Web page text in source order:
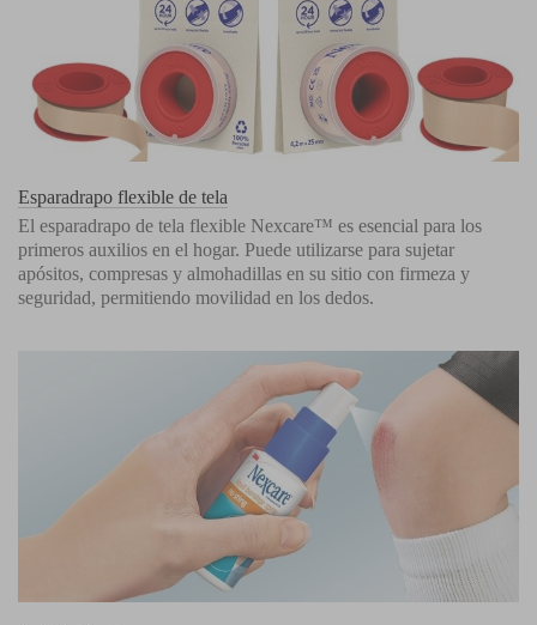
Esparadrapo flexible de tela
El esparadrapo de tela flexible Nexcare™ es esencial para los
primeros auxilios en el hogar. Puede utilizarse para sujetar
apósitos, compresas y almohadillas en su sitio con firmeza y
seguridad, permitiendo movilidad en los dedos.